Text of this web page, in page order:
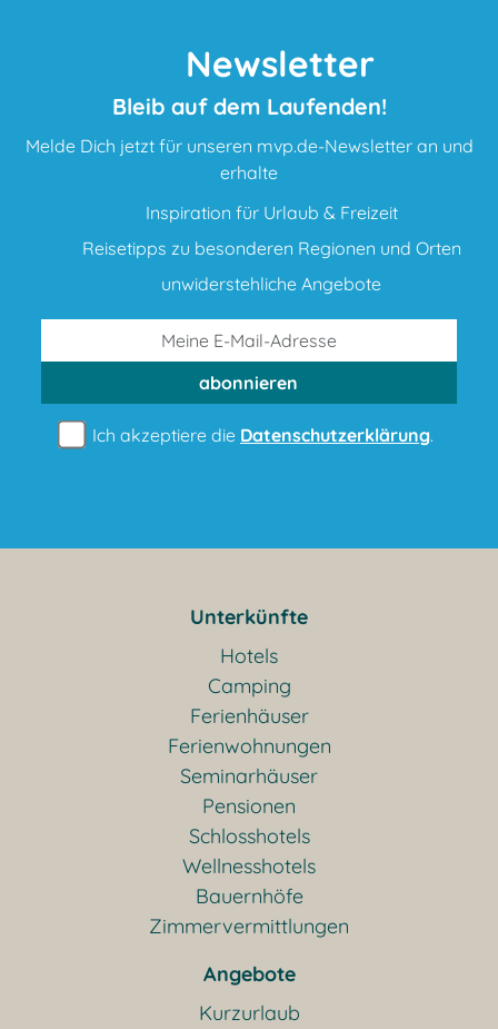
Newsletter
Bleib auf dem Laufenden!
Melde Dich jetzt für unseren mvp.de-Newsletter an und
erhalte
Inspiration für Urlaub & Freizeit
Reisetipps zu besonderen Regionen und Orten
unwiderstehliche Angebote
abonnieren
Ich akzeptiere die Datenschutzerklärung.
Unterkünfte
Hotels
Camping
Ferienhäuser
Ferienwohnungen
Seminarhäuser
Pensionen
Schlosshotels
Wellnesshotels
Bauernhöfe
Zimmervermittlungen
Angebote
Kurzurlaub